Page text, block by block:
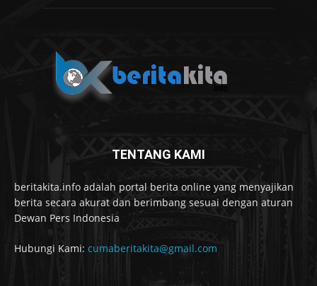
TENTANG KAMI
beritakita.info adalah portal berita online yang menyajikan
berita secara akurat dan berimbang sesuai dengan aturan
Dewan Pers Indonesia
Hubungi Kami: cumaberitakita@gmail.com